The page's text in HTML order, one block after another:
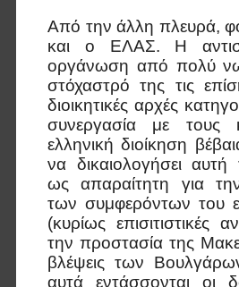
Από την άλλη πλευρά,
και ο ΕΛΑΣ. Η
οργάνωση από πολύ
στόχαστρό της τις
διοικητικές αρχές
συνεργασία με τους
ελληνική διοίκηση
να δικαιολογήσει αυτή
ως απαραίτητη για
των συμφερόντων του
(κυρίως επισιτιστικές
την προστασία της
βλέψεις των
αυτά εντάσσονται οι